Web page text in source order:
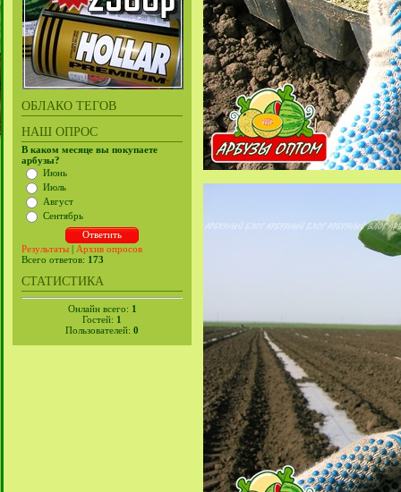
ОБЛАКО ТЕГОВ
НАШ ОПРОС
В каком месяце вы покупаете
арбузы?
Июнь
Июль
Август
Сентябрь
Результаты | Архив опросов
Всего ответов: 173
СТАТИСТИКА
Онлайн всего: 1
Гостей: 1
Пользователей: 0